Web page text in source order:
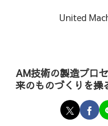
United
AM技術の製造プロ
来のものづくりを操